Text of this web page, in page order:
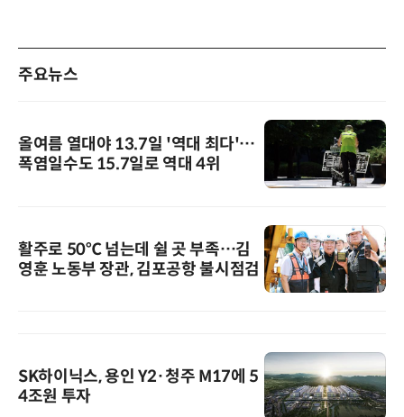
주요뉴스
올여름 열대야 13.7일 '역대 최다'…
폭염일수도 15.7일로 역대 4위
활주로 50℃ 넘는데 쉴 곳 부족…김
영훈 노동부 장관, 김포공항 불시점검
SK하이닉스, 용인 Y2·청주 M17에 5
4조원 투자